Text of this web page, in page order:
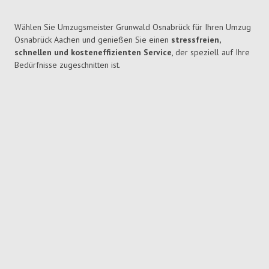
Wählen Sie Umzugsmeister Grunwald Osnabrück für Ihren Umzug
Osnabrück Aachen und genießen Sie einen stressfreien,
schnellen und kosteneffizienten Service, der speziell auf Ihre
Bedürfnisse zugeschnitten ist.